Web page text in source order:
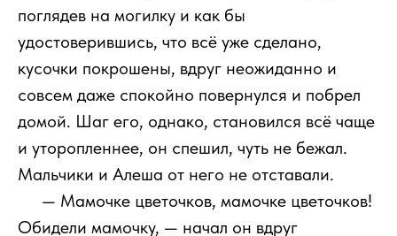
поглядев на могилку и как бы
удостоверившись, что всё уже сделано,
кусочки покрошены, вдруг неожиданно и
совсем даже спокойно повернулся и побрел
домой. Шаг его, однако, становился всё чаще
и уторопленнее, он спешил, чуть не бежал.
Мальчики и Алеша от него не отставали.
— Мамочке цветочков, мамочке цветочков!
Обидели мамочку, — начал он вдруг